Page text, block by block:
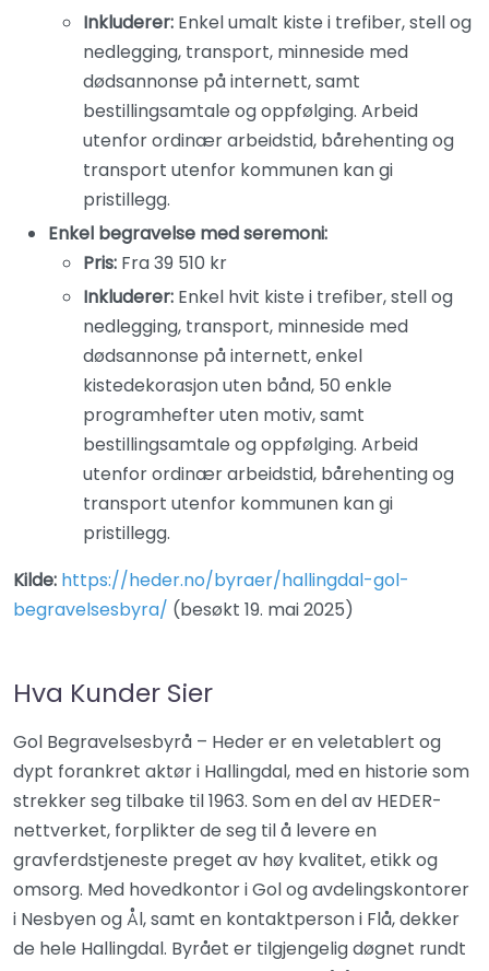
Inkluderer: Enkel umalt kiste i trefiber, stell og
nedlegging, transport, minneside med
dødsannonse på internett, samt
bestillingsamtale og oppfølging. Arbeid
utenfor ordinær arbeidstid, bårehenting og
transport utenfor kommunen kan gi
pristillegg.
Enkel begravelse med seremoni:
Pris: Fra 39 510 kr
Inkluderer: Enkel hvit kiste i trefiber, stell og
nedlegging, transport, minneside med
dødsannonse på internett, enkel
kistedekorasjon uten bånd, 50 enkle
programhefter uten motiv, samt
bestillingsamtale og oppfølging. Arbeid
utenfor ordinær arbeidstid, bårehenting og
transport utenfor kommunen kan gi
pristillegg.
Kilde: https://heder.no/byraer/hallingdal-gol-
begravelsesbyra/ (besøkt 19. mai 2025)
Hva Kunder Sier
Gol Begravelsesbyrå – Heder er en veletablert og
dypt forankret aktør i Hallingdal, med en historie som
strekker seg tilbake til 1963. Som en del av HEDER-
nettverket, forplikter de seg til å levere en
gravferdstjeneste preget av høy kvalitet, etikk og
omsorg. Med hovedkontor i Gol og avdelingskontorer
i Nesbyen og Ål, samt en kontaktperson i Flå, dekker
de hele Hallingdal. Byrået er tilgjengelig døgnet rundt